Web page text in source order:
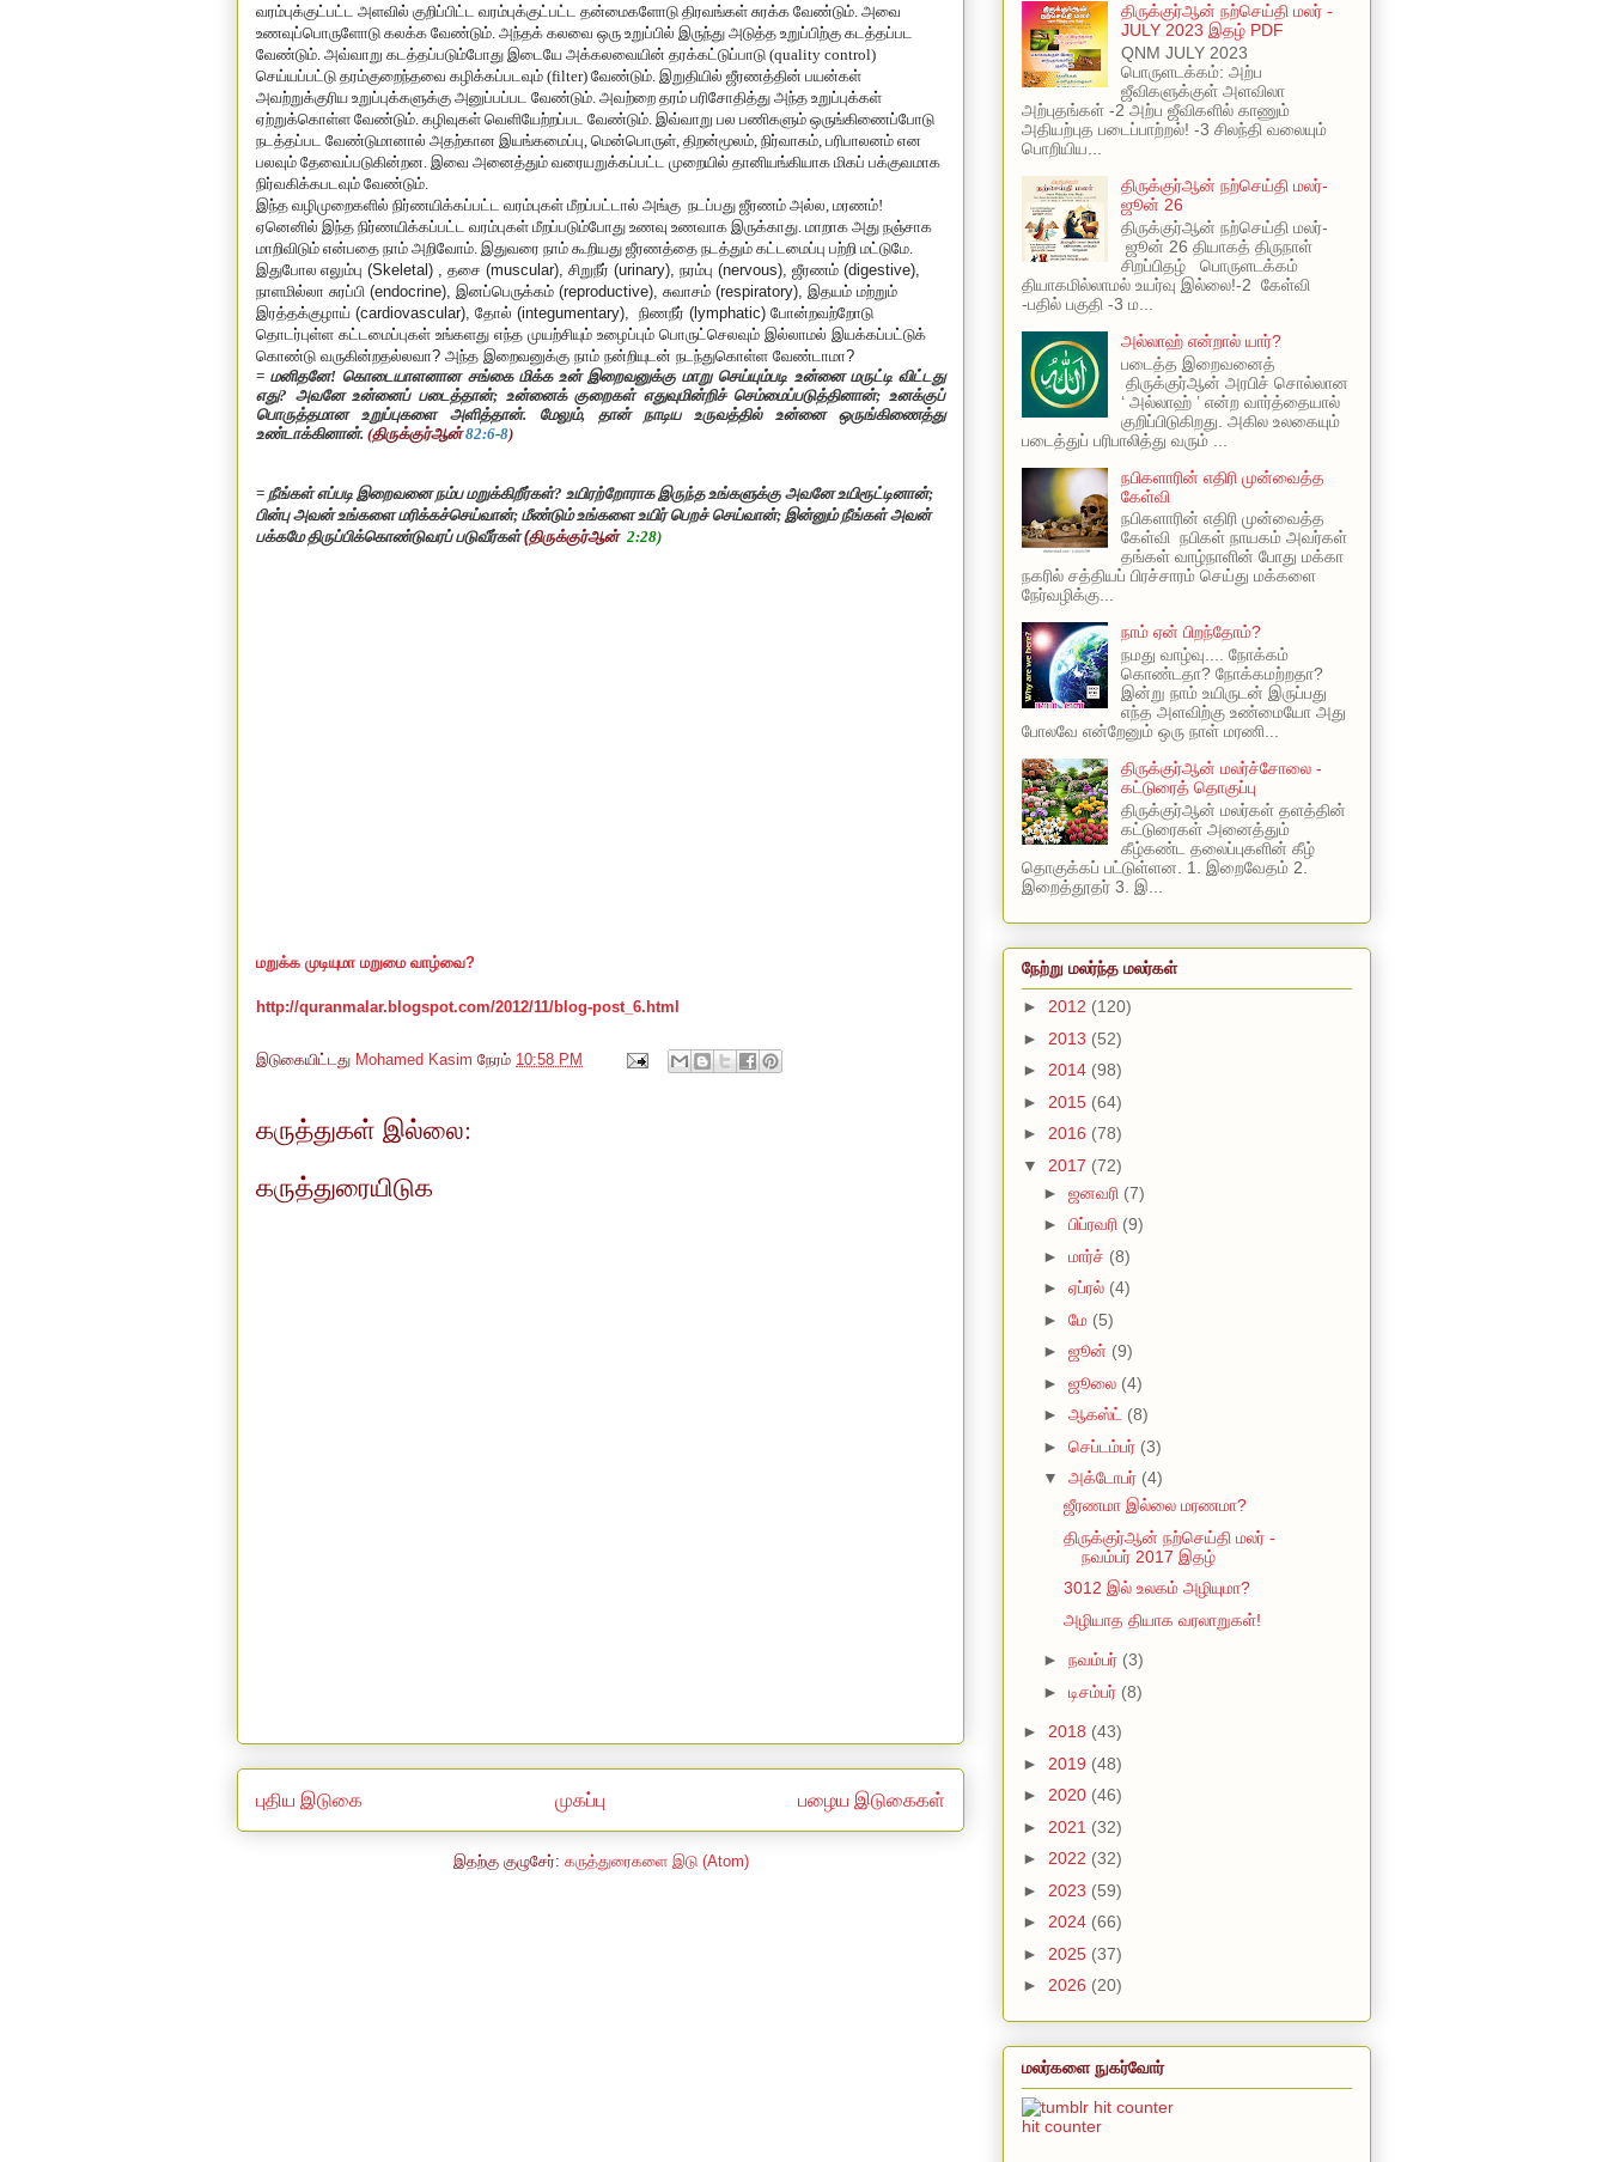
வரம்புக்குட்பட்ட அளவில் குறிப்பிட்ட வரம்புக்குட்பட்ட தன்மைகளோடு திரவங்கள் சுரக்க வேண்டும். அவை
உணவுப்பொருளோடு கலக்க வேண்டும். அந்தக் கலவை ஒரு உறுப்பில் இருந்து அடுத்த உறுப்பிற்கு கடத்தப்பட
வேண்டும். அவ்வாறு கடத்தப்படும்போது இடையே அக்கலவையின் தரக்கட்டுப்பாடு (quality control)
செய்யப்பட்டு தரம்குறைந்தவை கழிக்கப்படவும் (filter) வேண்டும். இறுதியில் ஜீரணத்தின் பயன்கள்
அவற்றுக்குரிய உறுப்புக்களுக்கு அனுப்பப்பட வேண்டும். அவற்றை தரம் பரிசோதித்து அந்த உறுப்புக்கள்
ஏற்றுக்கொள்ள வேண்டும். கழிவுகள் வெளியேற்றப்பட வேண்டும். இவ்வாறு பல பணிகளும் ஒருங்கிணைப்போடு
நடத்தப்பட வேண்டுமானால் அதற்கான இயங்கமைப்பு, மென்பொருள், திறன்மூலம், நிர்வாகம், பரிபாலனம் என
பலவும் தேவைப்படுகின்றன. இவை அனைத்தும் வரையறுக்கப்பட்ட முறையில் தானியங்கியாக மிகப் பக்குவமாக
நிர்வகிக்கபடவும் வேண்டும்.
இந்த வழிமுறைகளில் நிர்ணயிக்கப்பட்ட வரம்புகள் மீறப்பட்டால் அங்கு நடப்பது ஜீரணம் அல்ல, மரணம்!
ஏனெனில் இந்த நிர்ணயிக்கப்பட்ட வரம்புகள் மீறப்படும்போது உணவு உணவாக இருக்காது. மாறாக அது நஞ்சாக
மாறிவிடும் என்பதை நாம் அறிவோம். இதுவரை நாம் கூறியது ஜீரணத்தை நடத்தும் கட்டமைப்பு பற்றி மட்டுமே.
இதுபோல எலும்பு (Skeletal) , தசை (muscular), சிறுநீர் (urinary), நரம்பு (nervous), ஜீரணம் (digestive),
நாளமில்லா சுரப்பி (endocrine), இனப்பெருக்கம் (reproductive), சுவாசம் (respiratory), இதயம் மற்றும்
இரத்தக்குழாய் (cardiovascular), தோல் (integumentary), நிணநீர் ( lymphatic) போன்றவற்றோடு
தொடர்புள்ள கட்டமைப்புகள் உங்களது எந்த முயற்சியும் உழைப்பும் பொருட்செலவும் இல்லாமல் இயக்கப்பட்டுக்
கொண்டு வருகின்றதல்லவா? அந்த இறைவனுக்கு நாம் நன்றியுடன் நடந்துகொள்ள வேண்டாமா?
= மனிதனே! கொடையாளனான சங்கை மிக்க உன் இறைவனுக்கு மாறு செய்யும்படி உன்னை மருட்டி விட்டது
எது? அவனே உன்னைப் படைத்தான்; உன்னைக் குறைகள் எதுவுமின்றிச் செம்மைப்படுத்தினான்; உனக்குப்
பொருத்தமான உறுப்புகளை அளித்தான். மேலும், தான் நாடிய உருவத்தில் உன்னை ஒருங்கிணைத்து
உண்டாக்கினான். (திருக்குர்ஆன்82:6-8)
= நீங்கள் எப்படி இறைவனை நம்ப மறுக்கிறீர்கள்? உயிரற்றோராக இருந்த உங்களுக்கு அவனே உயிரூட்டினான்;
பின்பு அவன் உங்களை மரிக்கச்செய்வான்; மீண்டும் உங்களை உயிர் பெறச் செய்வான்; இன்னும் நீங்கள் அவன்
பக்கமே திருப்பிக்கொண்டுவரப் படுவீர்கள்(திருக்குர்ஆன் 2:28)
மறுக்க முடியுமா மறுமை வாழ்வை?
http://quranmalar.blogspot.com/2012/11/blog-post_6.html
இடுகையிட்டது Mohamed Kasim நேரம் 10:58 PM
கருத்துகள் இல்லை:
கருத்துரையிடுக
புதிய இடுகை பழைய இடுகைகள்
முகப்பு
இதற்கு குழுசேர்: கருத்துரைகளை இடு (Atom)
திருக்குர்ஆன் நற்செய்தி மலர் -
JULY 2023 இதழ் PDF
QNM JULY 2023
பொருளடக்கம்: அற்ப
ஜீவிகளுக்குள் அளவிலா
அற்புதங்கள் -2 அற்ப ஜீவிகளில் காணும்
அதியற்புத படைப்பாற்றல்! -3 சிலந்தி வலையும்
பொறியிய...
திருக்குர்ஆன் நற்செய்தி மலர்-
ஜூன் 26
திருக்குர்ஆன் நற்செய்தி மலர்-
ஜூன் 26 தியாகத் திருநாள்
சிறப்பிதழ் பொருளடக்கம்
தியாகமில்லாமல் உயர்வு இல்லை!-2 கேள்வி
-பதில் பகுதி -3 ம...
அல்லாஹ் என்றால் யார்?
படைத்த இறைவனைத்
திருக்குர்ஆன் அரபிச் சொல்லான
‘ அல்லாஹ் ’ என்ற வார்த்தையால்
குறிப்பிடுகிறது. அகில உலகையும்
படைத்துப் பரிபாலித்து வரும் ...
நபிகளாரின் எதிரி முன்வைத்த
கேள்வி
நபிகளாரின் எதிரி முன்வைத்த
கேள்வி நபிகள் நாயகம் அவர்கள்
தங்கள் வாழ்நாளின் போது மக்கா
நகரில் சத்தியப் பிரச்சாரம் செய்து மக்களை
நேர்வழிக்கு...
நாம் ஏன் பிறந்தோம்?
நமது வாழ்வு.... நோக்கம்
கொண்டதா? நோக்கமற்றதா?
இன்று நாம் உயிருடன் இருப்பது
எந்த அளவிற்கு உண்மையோ அது
போலவே என்றேனும் ஒரு நாள் மரணி...
திருக்குர்ஆன் மலர்ச்சோலை -
கட்டுரைத் தொகுப்பு
திருக்குர்ஆன் மலர்கள் தளத்தின்
கட்டுரைகள் அனைத்தும்
கீழ்கண்ட தலைப்புகளின் கீழ்
தொகுக்கப் பட்டுள்ளன. 1. இறைவேதம் 2.
இறைத்தூதர் 3. இ...
நேற்று மலர்ந்த மலர்கள்
► 2012 (120)
► 2013 (52)
► 2014 (98)
► 2015 (64)
► 2016 (78)
▼ 2017 (72)
► ஜனவரி (7)
► பிப்ரவரி (9)
► மார்ச் (8)
► ஏப்ரல் (4)
► மே (5)
► ஜூன் (9)
► ஜூலை (4)
► ஆகஸ்ட் (8)
► செப்டம்பர் (3)
▼ அக்டோபர் (4)
ஜீரணமா இல்லை மரணமா?
திருக்குர்ஆன் நற்செய்தி மலர் -
நவம்பர் 2017 இதழ்
3012 இல் உலகம் அழியுமா?
அழியாத தியாக வரலாறுகள்!
► நவம்பர் (3)
► டிசம்பர் (8)
► 2018 (43)
► 2019 (48)
► 2020 (46)
► 2021 (32)
► 2022 (32)
► 2023 (59)
► 2024 (66)
► 2025 (37)
► 2026 (20)
மலர்களை நுகர்வோர்
hit counter